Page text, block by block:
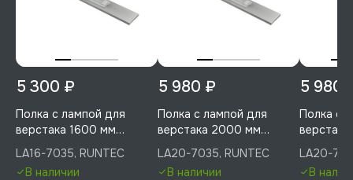
5 300 ₽
Полка с лампой для
верстака 1600 мм
(светло-серый), RUNTEC,
LA16-7035
LA16-7035, RUNTEC
В наличии
5 980 ₽
Полка с лампой для
верстака 2000 мм
(светло-серый), RUNTEC,
LA20-7035
LA20-7035, RUNTEC
В наличии
5 980
Полка с
LA20-
В